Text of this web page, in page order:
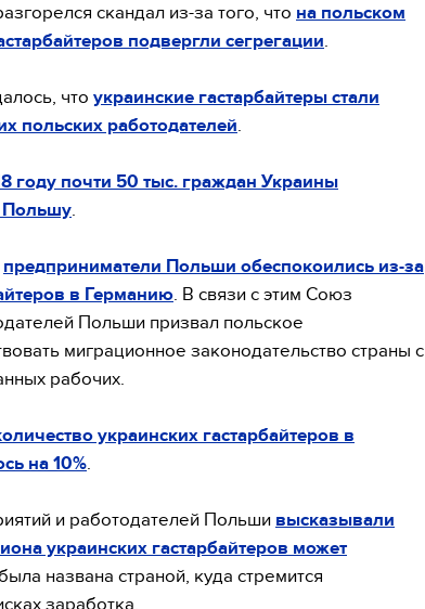
скандал из-за того, что на польском
подвергли сегрегации
что украинские гастарбайтеры стали
польских работодателей
году почти 50 тыс. граждан Украины
Польшу
предприниматели Польши обеспокоились из-за
в Германию . В связи с этим Союз
Польши призвал польское
миграционное законодательство страны с
рабочих.
украинских гастарбайтеров в
на 10%
и работодателей Польши высказывали
украинских гастарбайтеров может
названа страной, куда стремится
заработка.